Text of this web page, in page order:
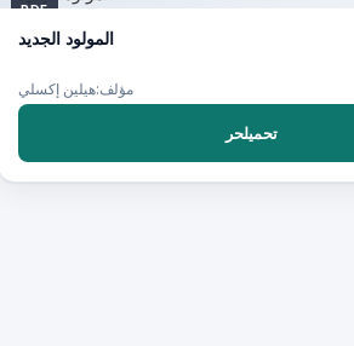
PDF
المولود الجديد
مؤلف:هيلين إكسلي
تحميلحر